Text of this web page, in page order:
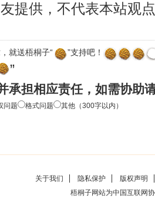
提供，不代表本站观点
就送梧桐子“ ”支持吧！
”
承担相应责任，如需协助
问题 格式问题 其他（300字以内）
关于我们 隐私保护
版权声明
梧桐子网站为中国互联网